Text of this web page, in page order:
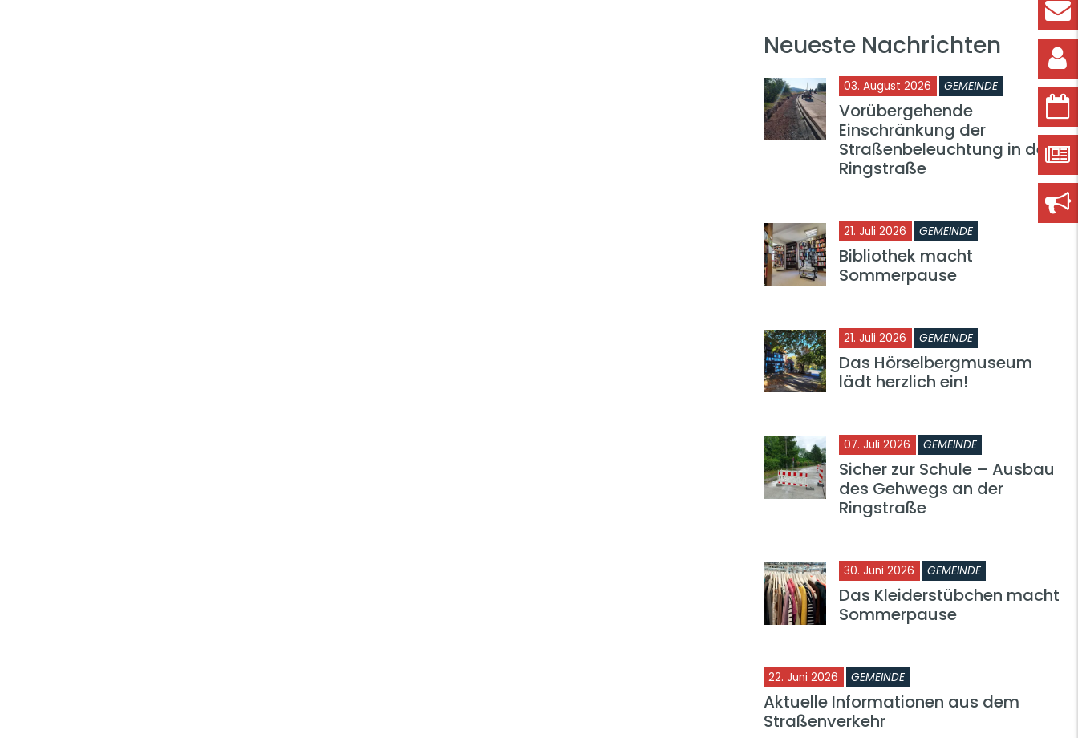
Neueste Nachrichten
03. August 2026 GEMEINDE
Vorübergehende
Einschränkung der
Straßenbeleuchtung in der
Ringstraße
21. Juli 2026 GEMEINDE
Bibliothek macht
Sommerpause
21. Juli 2026 GEMEINDE
Das Hörselbergmuseum
lädt herzlich ein!
07. Juli 2026 GEMEINDE
Sicher zur Schule – Ausbau
des Gehwegs an der
Ringstraße
30. Juni 2026 GEMEINDE
Das Kleiderstübchen macht
Sommerpause
22. Juni 2026 GEMEINDE
Aktuelle Informationen aus dem
Straßenverkehr